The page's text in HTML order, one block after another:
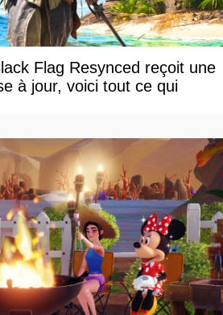
Flag Resynced reçoit une
à jour, voici tout ce qui